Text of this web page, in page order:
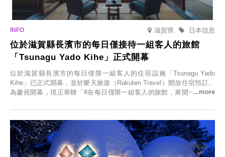
滋賀県 日本信息
位於滋賀縣長濱市的每日僅接待一組客人的旅館
「Tsunagu Yado Kihe」正式開幕
位於滋賀縣長濱市的每日僅限一組客人的住宿設施「Tsunagu Yado
Kihe」已正式開幕，並於樂天旅遊（Rakuten Travel）開放住宿預訂。
為慶祝開幕，現正舉辦「#在每日僅限一組客人的旅館，展開一生一次
人的旅館，您才能在此與重要的人共度獨一無二的特別時光。